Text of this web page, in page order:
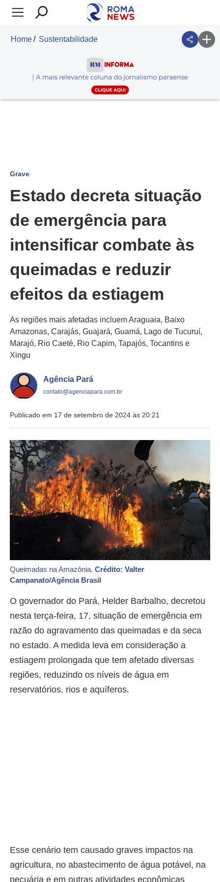
Home Sustentabilidade
Grave
Estado decreta situação
de emergência para
intensificar combate às
queimadas e reduzir
efeitos da estiagem
As regiões mais afetadas incluem Araguaia, Baixo
Amazonas, Carajás, Guajará, Guamá, Lago de Tucuruí,
Marajó, Rio Caeté, Rio Capim, Tapajós, Tocantins e
Xingu
Agência Pará
contato@agenciapara.com.br
Publicado em 17 de setembro de 2024 às 20:21
Queimadas na Amazônia. Crédito: Valter
Campanato/Agência Brasil
O governador do Pará, Helder Barbalho, decretou
nesta terça-feira, 17, situação de emergência em
razão do agravamento das queimadas e da seca
no estado. A medida leva em consideração a
estiagem prolongada que tem afetado diversas
regiões, reduzindo os níveis de água em
reservatórios, rios e aquíferos.
Esse cenário tem causado graves impactos na
agricultura, no abastecimento de água potável, na
pecuária e em outras atividades econômicas